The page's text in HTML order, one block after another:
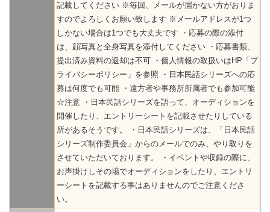
記載してください ※毎回、メールが届かない方がおりま
すのでよろしくお願い致します ※メールアドレスが1つ
しかない場合は1つでも大丈夫です ・応募の際の添付
は、顔写真と全身写真を添付してください ・応募書類、
提出済み資料の返却は不可 ・個人情報の取扱いはHP「プ
ライバシーポリシー」を参照 ・日本民話シリーズへの応
募は何度でも可能 ・遠方者や事務所所属者でも参加可能
☆注意 ・日本民話シリーズを語って、オーディションを
開催したり、エントリーシートを記載させたりしている
所があるそうです。 ・日本民話シリーズは、「日本民話
シリーズ制作委員会」からのメールでのみ、やり取りを
させていただいております。 ・イベントや収録の際に、
お声掛けしその場でオーディションをしたり、エントリ
ーシートを記載する事はありませんのでご注意くださ
い。